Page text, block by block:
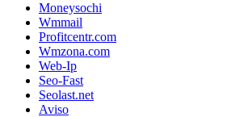
Moneysochi
Wmmail
Profitcentr.com
Wmzona.com
Web-Ip
Seo-Fast
Seolast.net
Aviso